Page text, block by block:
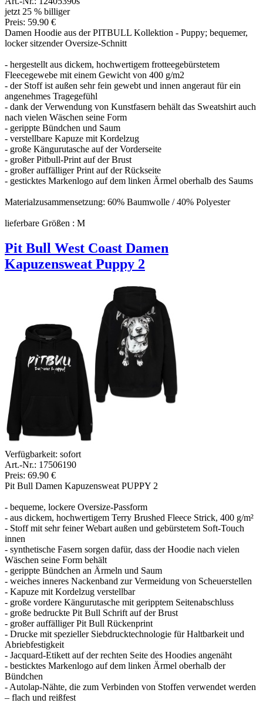
jetzt 25 % billiger
Preis: 59.90 €
Damen Hoodie aus der PITBULL Kollektion - Puppy; bequemer,
locker sitzender Oversize-Schnitt
- hergestellt aus dickem, hochwertigem frotteegebürstetem
Fleecegewebe mit einem Gewicht von 400 g/m2
- der Stoff ist außen sehr fein gewebt und innen angeraut für ein
angenehmes Tragegefühl
- dank der Verwendung von Kunstfasern behält das Sweatshirt auch
nach vielen Wäschen seine Form
- gerippte Bündchen und Saum
- verstellbare Kapuze mit Kordelzug
- große Kängurutasche auf der Vorderseite
- großer Pitbull-Print auf der Brust
- großer auffälliger Print auf der Rückseite
- gesticktes Markenlogo auf dem linken Ärmel oberhalb des Saums
Materialzusammensetzung: 60% Baumwolle / 40% Polyester
lieferbare Größen : M
Pit Bull West Coast Damen
Kapuzensweat Puppy 2
Verfügbarkeit: sofort
Art.-Nr.: 17506190
Preis: 69.90 €
Pit Bull Damen Kapuzensweat PUPPY 2
- bequeme, lockere Oversize-Passform
- aus dickem, hochwertigem Terry Brushed Fleece Strick, 400 g/m²
- Stoff mit sehr feiner Webart außen und gebürstetem Soft-Touch
innen
- synthetische Fasern sorgen dafür, dass der Hoodie nach vielen
Wäschen seine Form behält
- gerippte Bündchen an Ärmeln und Saum
- weiches inneres Nackenband zur Vermeidung von Scheuerstellen
- Kapuze mit Kordelzug verstellbar
- große vordere Kängurutasche mit geripptem Seitenabschluss
- große bedruckte Pit Bull Schrift auf der Brust
- großer auffälliger Pit Bull Rückenprint
- Drucke mit spezieller Siebdrucktechnologie für Haltbarkeit und
Abriebfestigkeit
- Jacquard-Etikett auf der rechten Seite des Hoodies angenäht
- besticktes Markenlogo auf dem linken Ärmel oberhalb der
Bündchen
- Autolap-Nähte, die zum Verbinden von Stoffen verwendet werden
– flach und reißfest